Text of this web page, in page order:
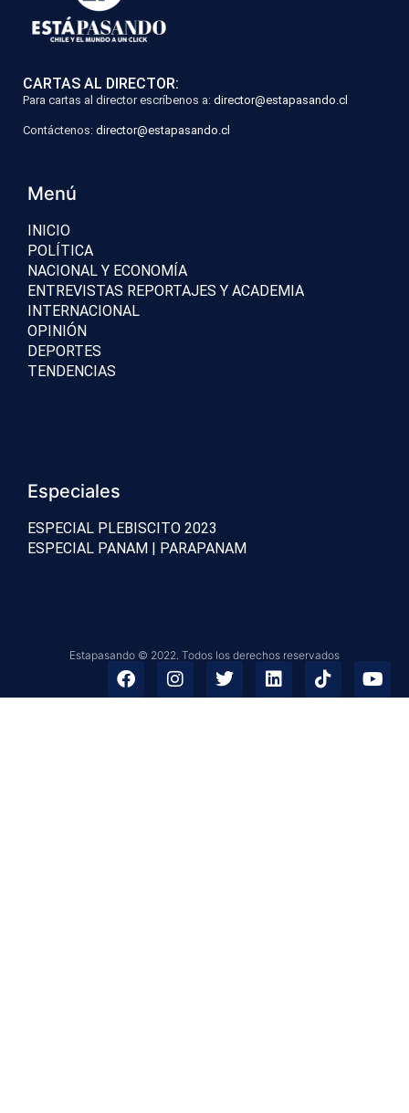
CARTAS AL DIRECTOR:
Para cartas al director escríbenos a: director@estapasando.cl
Contáctenos: director@estapasando.cl
Menú
INICIO
POLÍTICA
NACIONAL Y ECONOMÍA
ENTREVISTAS REPORTAJES Y ACADEMIA
INTERNACIONAL
OPINIÓN
DEPORTES
TENDENCIAS
Especiales
ESPECIAL PLEBISCITO 2023
ESPECIAL PANAM | PARAPANAM
Estapasando © 2022. Todos los derechos reservados